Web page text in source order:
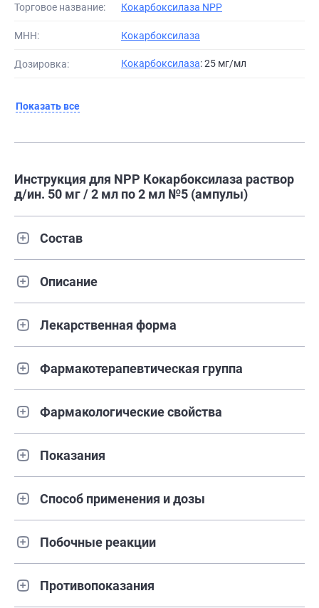
Торговое название: Кокарбоксилаза NPP
МНН: Кокарбоксилаза
Дозировка: Кокарбоксилаза: 25 мг/мл
Показать все
Инструкция для NPP Кокарбоксилаза раствор
д/ин. 50 мг / 2 мл по 2 мл №5 (ампулы)
Состав
Описание
Лекарственная форма
Фармакотерапевтическая группа
Фармакологические свойства
Показания
Способ применения и дозы
Побочные реакции
Противопоказания